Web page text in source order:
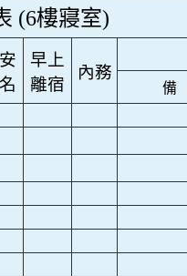
(6樓寢室)
早上
離宿
內務